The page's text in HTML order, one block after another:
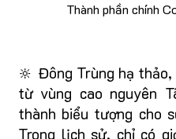
Thành phần chính
🔆 Đông Trùng hạ
từ vùng cao nguyên
thành biểu tượng cho
Trong lịch sử, chỉ có